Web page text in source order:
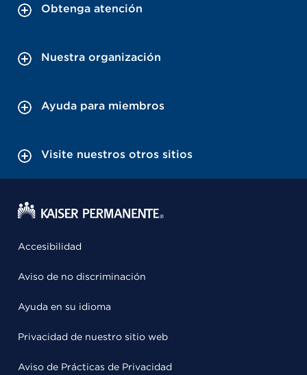
Obtenga atención
Nuestra organización
Ayuda para miembros
Visite nuestros otros sitios
Accesibilidad
Aviso de no discriminación
Ayuda en su idioma
Privacidad de nuestro sitio web
Aviso de Prácticas de Privacidad